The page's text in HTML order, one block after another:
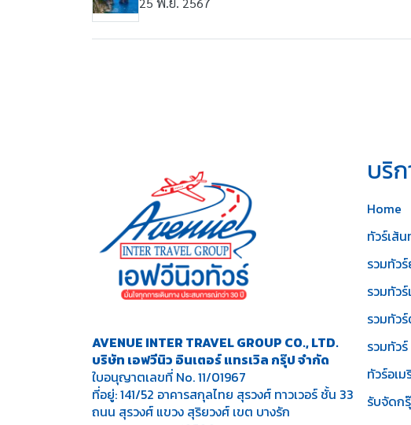
AVENUE INTER TRAVEL GROUP CO., LTD.
บริษัท เอฟวีนิว อินเตอร์ แทรเวิล กรุ๊ป จำกัด
ใบอนุญาตเลขที่ No. 11/01967
ที่อยู่: 141/52 อาคารสกุลไทย สุรวงศ์ ทาวเวอร์ ชั้น 33
ถนน สุรวงศ์ แขวง สุริยวงศ์ เขต บางรัก
บริ
Home
ทัวร์เส้
รวมทัว
รวมทัวร์
รวมทัว
รวมทัว
ทัวร์อเ
รับจัดก